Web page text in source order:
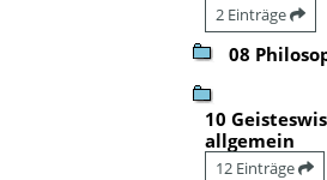
2 Einträge
08
10
allgemein
12 Einträge